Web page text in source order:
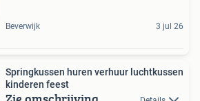
Beverwijk 3 jul 26
Springkussen huren verhuur luchtkussen
kinderen feest